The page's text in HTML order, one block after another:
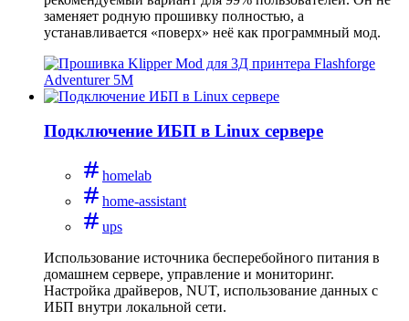
заменяет родную прошивку полностью, а
устанавливается «поверх» неё как программный мод.
Подключение ИБП в Linux сервере
homelab
home-assistant
ups
Использование источника бесперебойного питания в
домашнем сервере, управление и мониторинг.
Настройка драйверов, NUT, использование данных с
ИБП внутри локальной сети.